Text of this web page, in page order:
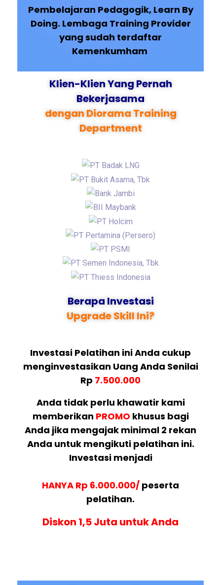
Pembelajaran Pedagogik, Learn By
Doing. Lembaga Training Provider
yang sudah terdaftar
Kemenkumham
Klien-Klien Yang Pernah
Bekerjasama
dengan Diorama Training
Department
Berapa Investasi
Upgrade Skill Ini?
Investasi Pelatihan ini Anda cukup
menginvestasikan Uang Anda Senilai
Rp 7.500.000
Anda tidak perlu khawatir kami
memberikan PROMO khusus bagi
Anda jika mengajak minimal 2 rekan
Anda untuk mengikuti pelatihan ini.
Investasi menjadi
HANYA Rp 6.000.000/ peserta
pelatihan.
Diskon 1,5 Juta untuk Anda